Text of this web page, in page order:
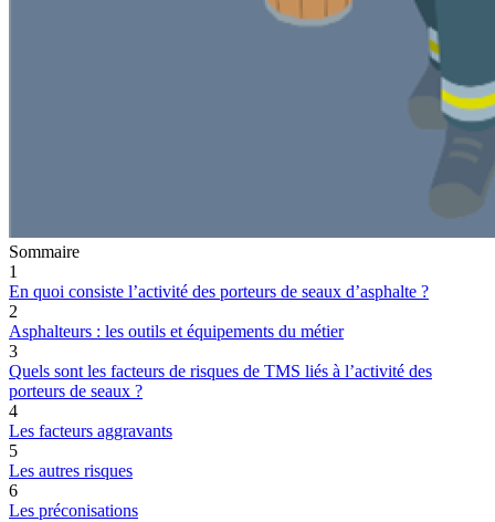
Sommaire
1
En quoi consiste l’activité des porteurs de seaux d’asphalte ?
2
Asphalteurs : les outils et équipements du métier
3
Quels sont les facteurs de risques de TMS liés à l’activité des
porteurs de seaux ?
4
Les facteurs aggravants
5
Les autres risques
6
Les préconisations